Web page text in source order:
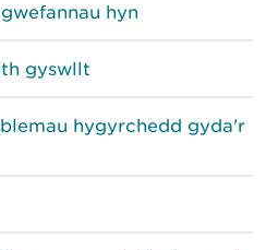
hyn
gyswllt
hygyrchedd gyda'r